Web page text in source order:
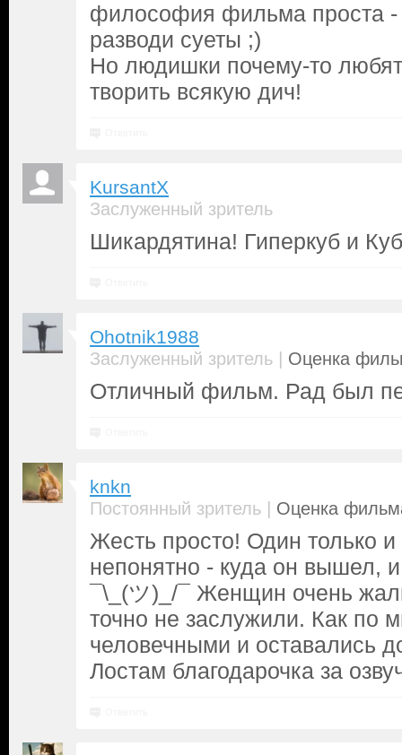
философия фильма проста -
разводи суеты ;)
Но людишки почему-то
творить всякую дич!
KursantX
Заслуженный зритель
Шикардятина! Гиперкуб и
Ohotnik1988
Заслуженный зритель | Оценка
Отличный фильм. Рад был
knkn
Постоянный зритель | Оценка
Жесть просто! Один только
непонятно - куда он вышел,
¯\_(ツ)_/¯ Женщин очень
точно не заслужили. Как по
человечными и оставались
Лостам благодарочка за